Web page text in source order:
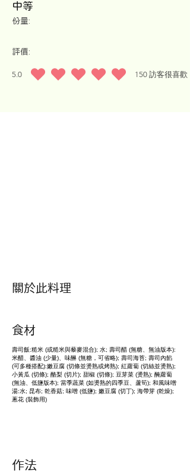
中等
份量:
評價:
5.0 150 訪客很喜歡
平均評等為 5 ，滿分 5 分, ，基於 150 票, 訪客很喜歡
​關於此料理
​食材
壽司飯:糙米 (或糙米與藜麥混合); 水; 壽司醋 (無糖、無油版本):
米醋、醬油 (少量)、味醂 (無糖，可省略); 壽司海苔; 壽司內餡
(可多種搭配):嫩豆腐 (切條並燙熟或烤熟); 紅蘿蔔 (切絲並燙熟);
小黃瓜 (切條); 酪梨 (切片); 甜椒 (切條); 豆芽菜 (燙熟); 醃蘿蔔
(無油、低鹽版本); 當季蔬菜 (如燙熟的四季豆、蘆筍); 和風味噌
湯:水; 昆布; 乾香菇; 味噌 (低鹽); 嫩豆腐 (切丁); 海帶芽 (乾燥);
蔥花 (裝飾用)
作法